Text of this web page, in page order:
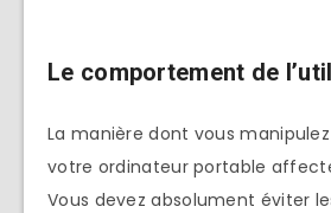
Le comportement de
La manière dont vous
votre ordinateur portable
Vous devez absolument éviter